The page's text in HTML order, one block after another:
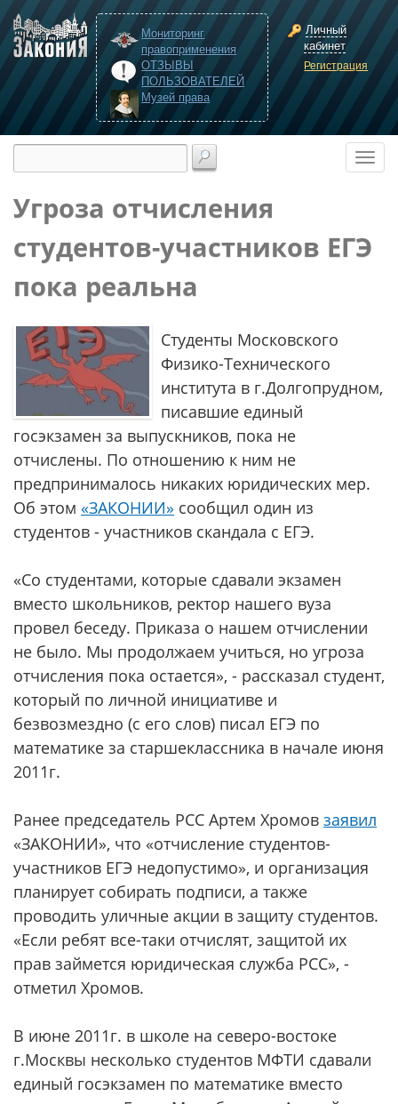
Мониторинг
правоприменения
ОТЗЫВЫ
ПОЛЬЗОВАТЕЛЕЙ
Музей права
Личный
кабинет
Регистрация
Угроза отчисления
студентов-участников ЕГЭ
пока реальна
Студенты Московского
Физико-Технического
института в г.Долгопрудном,
писавшие единый
госэкзамен за выпускников, пока не
отчислены. По отношению к ним не
предпринималось никаких юридических мер.
Об этом «ЗАКОНИИ» сообщил один из
студентов - участников скандала с ЕГЭ.
«Со студентами, которые сдавали экзамен
вместо школьников, ректор нашего вуза
провел беседу. Приказа о нашем отчислении
не было. Мы продолжаем учиться, но угроза
отчисления пока остается», - рассказал студент,
который по личной инициативе и
безвозмездно (с его слов) писал ЕГЭ по
математике за старшеклассника в начале июня
2011г.
Ранее председатель РСС Артем Хромов заявил
«ЗАКОНИИ», что «отчисление студентов-
участников ЕГЭ недопустимо», и организация
планирует собирать подписи, а также
проводить уличные акции в защиту студентов.
«Если ребят все-таки отчислят, защитой их
прав займется юридическая служба РСС», -
отметил Хромов.
В июне 2011г. в школе на северо-востоке
г.Москвы несколько студентов МФТИ сдавали
единый госэкзамен по математике вместо